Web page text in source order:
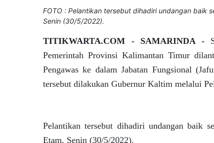
FOTO : Pelantikan tersebut dihadiri undangan baik
Senin (30/5/2022).
TITIKWARTA.COM - SAMARINDA -
Pemerintah Provinsi Kalimantan Timur
Pengawas ke dalam Jabatan Fungsional
tersebut dilakukan Gubernur Kaltim melalui
Pelantikan tersebut dihadiri undangan baik
Etam, Senin (30/5/2022).